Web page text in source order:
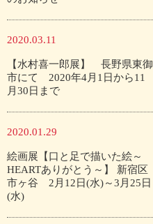
2020.03.11
【水村喜一郎展】 長野県東御
市にて 2020年4月1日から11
月30日まで
2020.01.29
絵画展【口と足で描いた絵～
HEARTありがとう～】 新宿区
市ヶ谷 2月12日(水)～3月25日
(水)